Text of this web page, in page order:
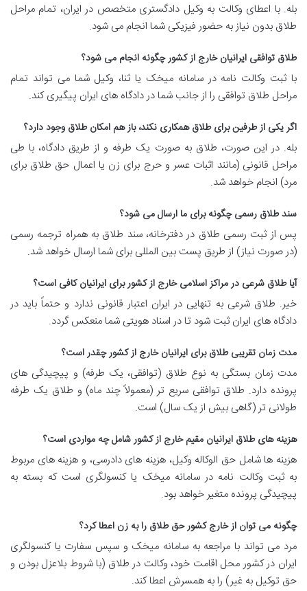
بله. با اعطای وکالت به وکیل دادگستری متخصص در ایران، تمام مراحل
طلاق بدون نیاز به حضور فیزیکی شما انجام می شود.
طلاق توافقی ایرانیان خارج از کشور چگونه انجام می شود؟
با ثبت وکالت نامه در سامانه میخک یا ثنا، وکیل شما می تواند تمام
مراحل طلاق توافقی را از جانب شما در دادگاه های ایران پیگیری کند.
اگر یکی از طرفین برای طلاق همکاری نکند، باز هم امکان طلاق وجود دارد؟
بله. در این صورت، طلاق به صورت یک طرفه و از طریق دادگاه، با طی
مراحل قانونی (مانند اثبات عسر و حرج برای زن یا اعمال حق طلاق برای
مرد) انجام خواهد شد.
سند طلاق رسمی چگونه برای ما ارسال می شود؟
پس از ثبت رسمی طلاق در دفترخانه، سند طلاق به همراه ترجمه رسمی
(در صورت نیاز) از طریق پست بین المللی برای شما ارسال خواهد شد.
آیا طلاق شرعی در مراکز اسلامی خارج از کشور برای ایرانیان کافی است؟
خیر. طلاق شرعی به تنهایی در ایران اعتبار قانونی ندارد و حتماً باید در
دادگاه های ایران ثبت شود تا در اسناد هویتی شما منعکس گردد.
مدت زمان تقریبی طلاق برای ایرانیان خارج از کشور چقدر است؟
مدت زمان بستگی به نوع طلاق (توافقی، یک طرفه) و پیچیدگی های
پرونده دارد. طلاق توافقی سریع تر (معمولاً چند ماه) و طلاق یک طرفه
طولانی تر (گاهی بیش از یک سال) است.
هزینه های طلاق ایرانیان مقیم خارج از کشور شامل چه مواردی است؟
هزینه ها شامل حق الوکاله وکیل، هزینه های دادرسی، و هزینه های مربوط
به ثبت وکالت نامه در سامانه میخک یا کنسولگری است که بسته به
پیچیدگی پرونده متغیر خواهد بود.
چگونه می توان از خارج کشور حق طلاق را به زن اعطا کرد؟
مرد می تواند با مراجعه به سامانه میخک و سپس سفارت یا کنسولگری
ایران در کشور محل اقامت خود، وکالت در طلاق (با شروط بلاعزل بودن و
حق توکیل به غیر) را به همسرش اعطا کند.